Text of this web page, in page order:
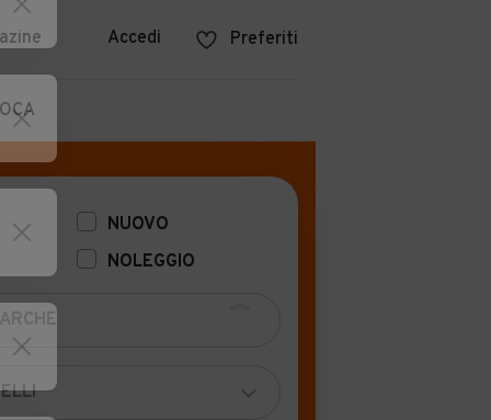
Accedi Preferiti
NUOVO
NOLEGGIO